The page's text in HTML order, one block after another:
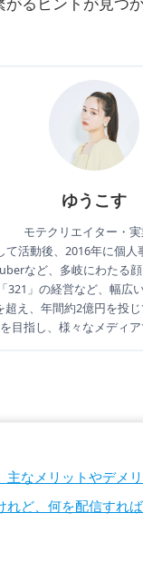
ゆうこす
モテクリエイター・
活動後、2016年に個人
など、多岐にわたる
321」の経営など、幅広
超え、年間約2億円を投
目指し、様々なメディア
なメリットやデメ
ど、何を配信すれ